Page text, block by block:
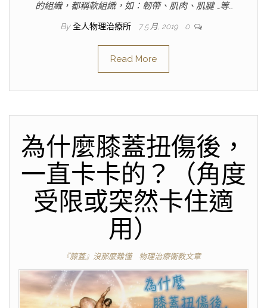
的組織，都稱軟組織，如：韌帶、肌肉、肌腱 …等…
By 全人物理治療所 7 5 月, 2019 0
Read More
為什麼膝蓋扭傷後，
一直卡卡的？（角度
受限或突然卡住適
用）
『膝蓋』沒那麼難懂 物理治療衛教文章